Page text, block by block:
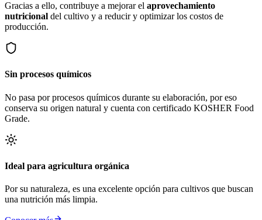
Gracias a ello, contribuye a mejorar el aprovechamiento
nutricional del cultivo y a reducir y optimizar los costos de
producción.
Sin procesos químicos
No pasa por procesos químicos durante su elaboración, por eso
conserva su origen natural y cuenta con certificado KOSHER Food
Grade.
Ideal para agricultura orgánica
Por su naturaleza, es una excelente opción para cultivos que buscan
una nutrición más limpia.